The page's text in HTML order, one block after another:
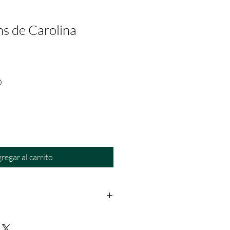
de Carolina
Precio
al carrito
Aplica solo para fallas del